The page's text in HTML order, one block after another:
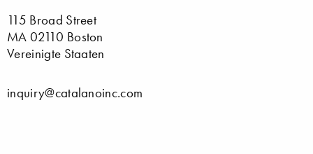
115 Broad Street
MA 02110 Boston
Vereinigte Staaten
inquiry@catalanoinc.com